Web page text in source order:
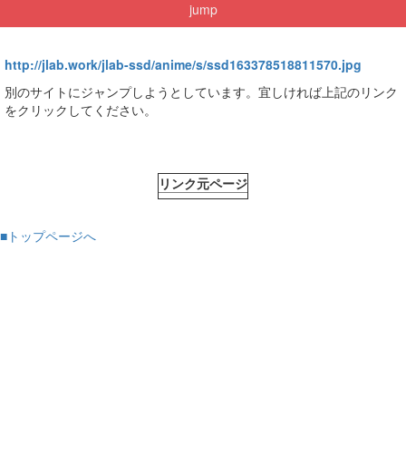
jump
http://jlab.work/jlab-ssd/anime/s/ssd163378518811570.jpg
別のサイトにジャンプしようとしています。宜しければ上記のリンク
をクリックしてください。
リンク元ページ
■トップページへ